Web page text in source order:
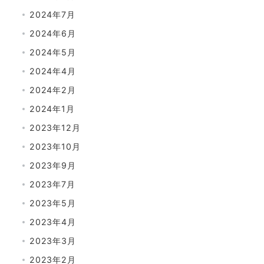
2024年7月
2024年6月
2024年5月
2024年4月
2024年2月
2024年1月
2023年12月
2023年10月
2023年9月
2023年7月
2023年5月
2023年4月
2023年3月
2023年2月